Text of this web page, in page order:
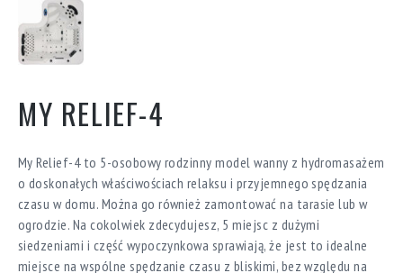
MY RELIEF-4
My Relief-4 to 5-osobowy rodzinny model wanny z hydromasażem
o doskonałych właściwościach relaksu i przyjemnego spędzania
czasu w domu. Można go również zamontować na tarasie lub w
ogrodzie. Na cokolwiek zdecydujesz, 5 miejsc z dużymi
siedzeniami i część wypoczynkowa sprawiają, że jest to idealne
miejsce na wspólne spędzanie czasu z bliskimi, bez względu na